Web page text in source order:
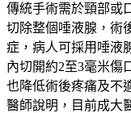
傳統手術需於頸部或
切除整個唾液腺，術
症，病人可採用唾液
內切開約2至3毫米傷
也降低術後疼痛及不
醫師說明，目前成大